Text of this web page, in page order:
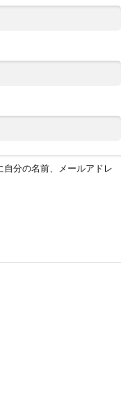
分の名前、メールアドレ